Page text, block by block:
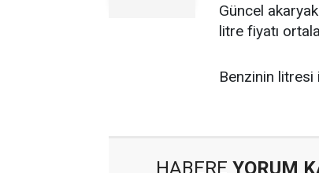
Güncel
litre fiyatı
Benzinin litresi
HABERE YORUM